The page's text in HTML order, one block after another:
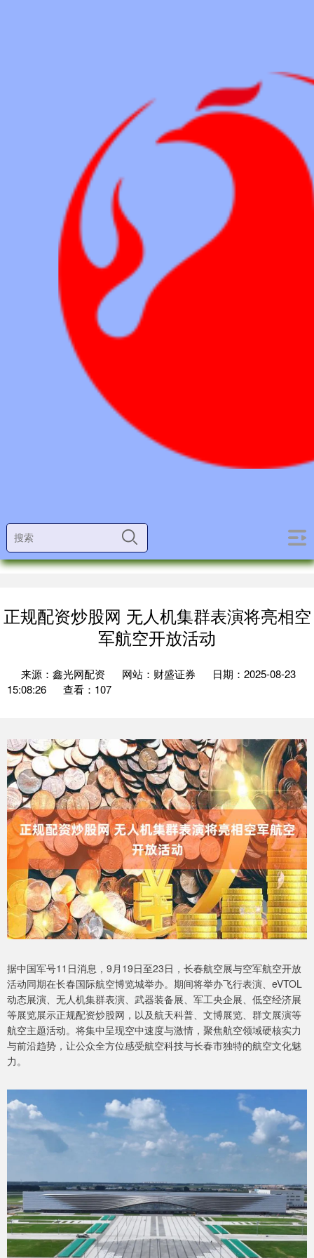
正规配资炒股网 无人机集群表演将亮相空
军航空开放活动
来源：鑫光网配资 网站：财盛证券
日期：2025-08-23
15:08:26
查看：107
据中国军号11日消息，9月19日至23日，长春航空展与空军航空开放
活动同期在长春国际航空博览城举办。期间将举办飞行表演、eVTOL
动态展演、无人机集群表演、武器装备展、军工央企展、低空经济展
等展览展示正规配资炒股网，以及航天科普、文博展览、群文展演等
航空主题活动。将集中呈现空中速度与激情，聚焦航空领域硬核实力
与前沿趋势，让公众全方位感受航空科技与长春市独特的航空文化魅
力。